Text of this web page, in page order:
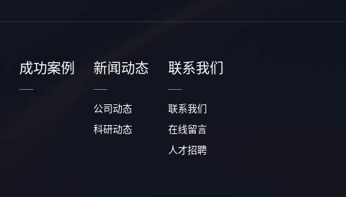
成功案例 新闻动态
公司动态
科研动态
联系我们
联系我们
在线留言
人才招聘